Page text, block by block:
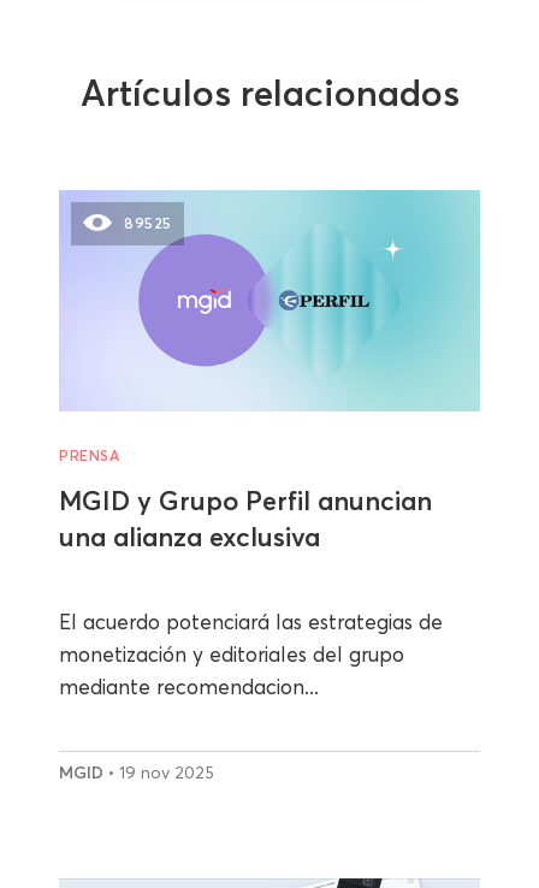
Artículos relacionados
89525
PRENSA
MGID y Grupo Perfil anuncian
una alianza exclusiva
El acuerdo potenciará las estrategias de
monetización y editoriales del grupo
mediante recomendacion...
MGID • 19 nov 2025